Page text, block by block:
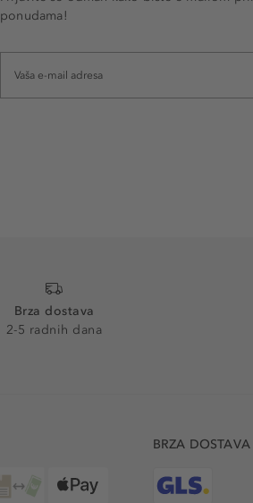
ponudama!
Brza dostava
2-5 radnih dana
BRZA DOSTAVA